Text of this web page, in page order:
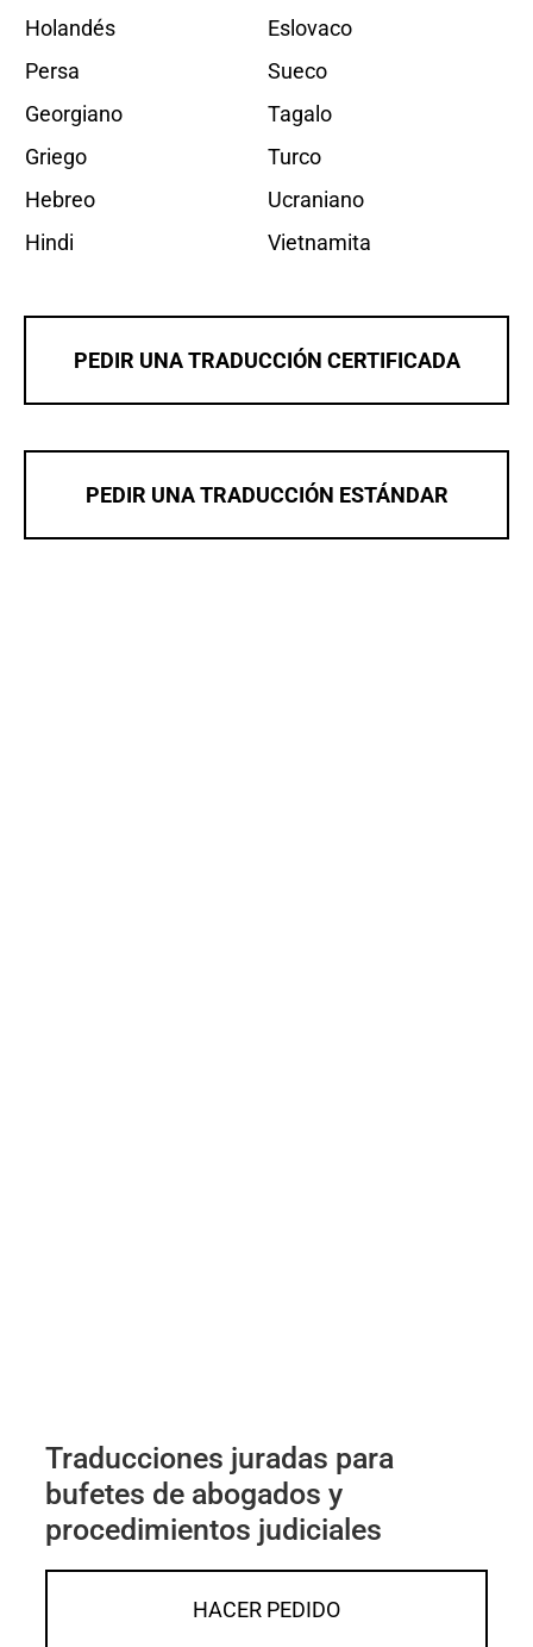
Holandés
Persa
Georgiano
Griego
Hebreo
Hindi
Eslovaco
Sueco
Tagalo
Turco
Ucraniano
Vietnamita
PEDIR UNA TRADUCCIÓN CERTIFICADA
PEDIR UNA TRADUCCIÓN ESTÁNDAR
Traducciones juradas para
bufetes de abogados y
procedimientos judiciales
HACER PEDIDO